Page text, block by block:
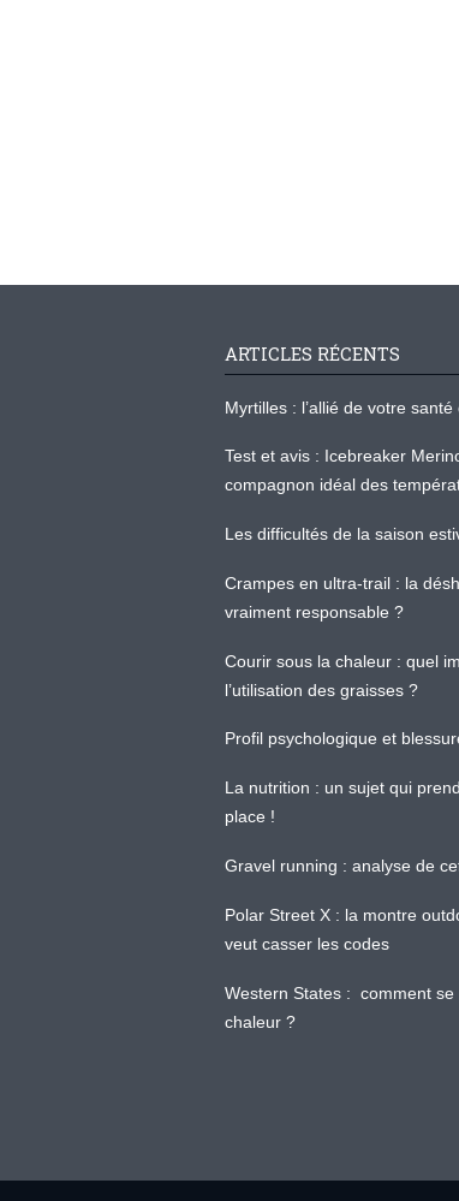
ARTICLES RÉCENTS
Myrtilles : l’allié de votre
Test et avis : Icebreaker
compagnon idéal des
Les difficultés de la saison
Crampes en ultra-trail : la
vraiment responsable ?
Courir sous la chaleur : quel
l’utilisation des graisses ?
Profil psychologique et
La nutrition : un sujet qui
place !
Gravel running : analyse de
Polar Street X : la montre
veut casser les codes
Western States : comment se
chaleur ?